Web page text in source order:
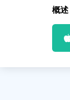
概述